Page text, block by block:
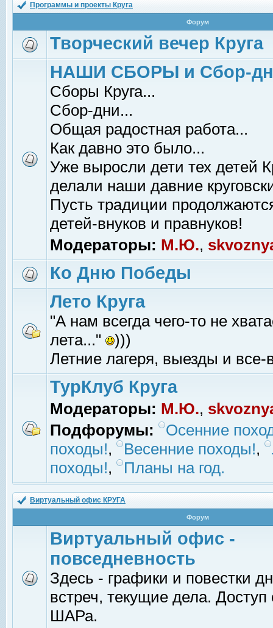
Программы и проекты Круга
Форум
Творческий вечер Круга
НАШИ СБОРЫ и Сбор-
Сборы Круга...
Сбор-дни...
Общая радостная работа...
Как давно это было...
Уже выросли дети тех детей
делали наши давние
Пусть традиции
детей-внуков и правнуков!
Модераторы: М.Ю.,
Ко Дню Победы
Лето Круга
"А нам всегда чего-то не
лета..."
)))
Летние лагеря, выезды и все-
ТурКлуб Круга
Модераторы: М.Ю.,
Подфорумы:
Осенние
походы!, Весенние походы!,
походы!, Планы на год.
Виртуальный офис КРУГА
Форум
Виртуальный офис -
повседневность
Здесь - графики и повестки
встреч, текущие дела.
ШАРа.